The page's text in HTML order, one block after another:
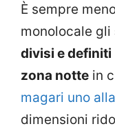
È sempre
monolocale gli
divisi e definiti
zona notte in
magari uno
dimensioni